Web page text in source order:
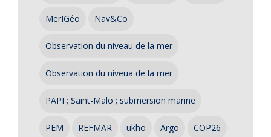
MerIGéo Nav&Co
Observation du niveau de la mer
Observation du niveua de la mer
PAPI ; Saint-Malo ; submersion marine
PEM REFMAR ukho Argo COP26